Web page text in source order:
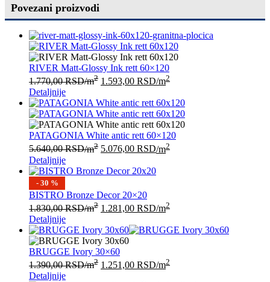
Povezani proizvodi
RIVER Matt-Glossy Ink rett 60×120
1.770,00RSD/m2 1.593,00 RSD/m2
Detaljnije
PATAGONIA White antic rett 60×120
5.640,00RSD/m2 5.076,00 RSD/m2
Detaljnije
- 30 %
BISTRO Bronze Decor 20×20
1.830,00RSD/m2 1.281,00 RSD/m2
Detaljnije
BRUGGE Ivory 30×60
1.390,00RSD/m2 1.251,00 RSD/m2
Detaljnije